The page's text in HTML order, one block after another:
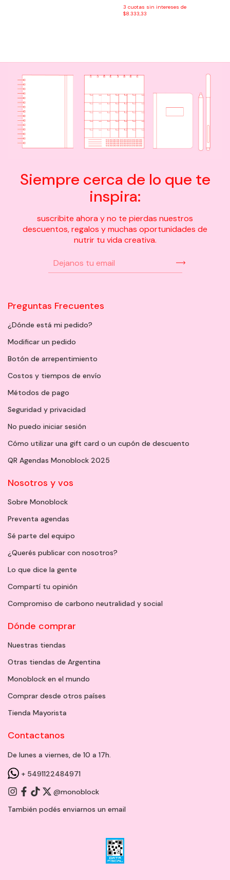
3 cuotas sin intereses de
$8.333,33
Siempre cerca de lo que te
inspira:
suscribite ahora y no te pierdas nuestros
descuentos, regalos y muchas oportunidades de
nutrir tu vida creativa.
Preguntas Frecuentes
¿Dónde está mi pedido?
Modificar un pedido
Botón de arrepentimiento
Costos y tiempos de envío
Métodos de pago
Seguridad y privacidad
No puedo iniciar sesión
Cómo utilizar una gift card o un cupón de descuento
QR Agendas Monoblock 2025
Nosotros y vos
Sobre Monoblock
Preventa agendas
Sé parte del equipo
¿Querés publicar con nosotros?
Lo que dice la gente
Compartí tu opinión
Compromiso de carbono neutralidad y social
Dónde comprar
Nuestras tiendas
Otras tiendas de Argentina
Monoblock en el mundo
Comprar desde otros países
Tienda Mayorista
Contactanos
De lunes a viernes, de 10 a 17h.
+ 5491122484971
@monoblock
También podés enviarnos un email